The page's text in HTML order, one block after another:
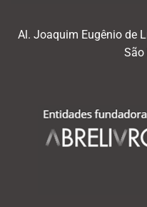
Al. Joaquim Eugênio de